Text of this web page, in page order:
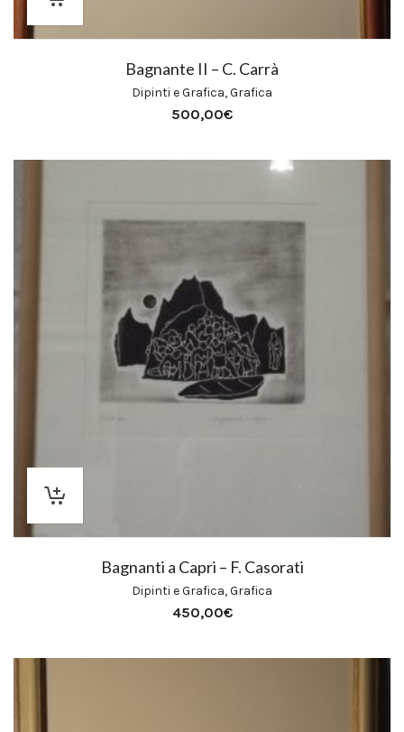
Bagnante II – C. Carrà
Dipinti e Grafica,Grafica
500,00€
Bagnanti a Capri – F. Casorati
Dipinti e Grafica,Grafica
450,00€